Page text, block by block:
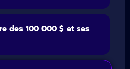
des 100 000 $ et ses